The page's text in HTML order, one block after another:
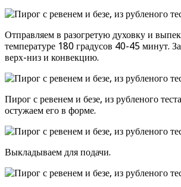
Отправляем в разогретую духовку и
температуре 180 градусов 40-45 минут.
верх-низ и конвекцию.
Пирог с ревенем и безе, из рубленого
остужаем его в форме.
Выкладываем для подачи.